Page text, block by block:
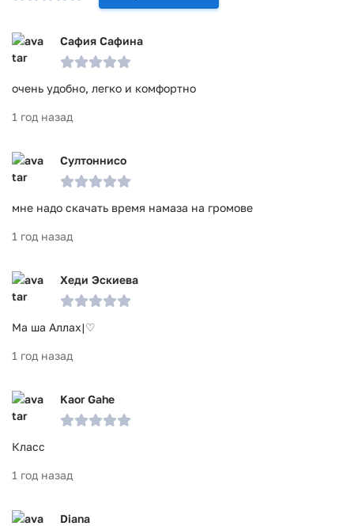
Сафия Сафина
очень удобно, легко и комфортно
1 год назад
Султоннисо
мне надо скачать время намаза на громове
1 год назад
Хеди Эскиева
Ма ша Аллах|♡
1 год назад
Kaor Gahe
Класс
1 год назад
Diana